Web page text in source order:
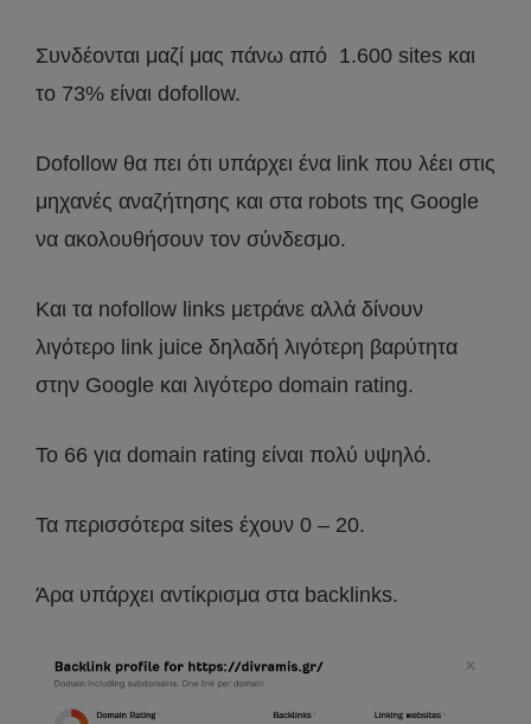
Συνδέονται μαζί μας πάνω από 1.600 sites και
το 73% είναι dofollow.
Dofollow θα πει ότι υπάρχει ένα link που λέει στις
μηχανές αναζήτησης και στα robots της Google
να ακολουθήσουν τον σύνδεσμο.
Και τα nofollow links μετράνε αλλά δίνουν
λιγότερο link juice δηλαδή λιγότερη βαρύτητα
στην Google και λιγότερο domain rating.
Το 66 για domain rating είναι πολύ υψηλό.
Τα περισσότερα sites έχουν 0 – 20.
Άρα υπάρχει αντίκρισμα στα backlinks.